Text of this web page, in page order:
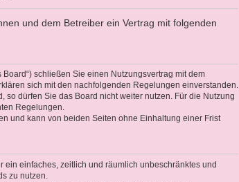
und dem Betreiber ein Vertrag mit folgenden
Board“) schließen Sie einen Nutzungsvertrag mit dem
sich mit den nachfolgenden Regelungen einverstanden.
dürfen Sie das Board nicht weiter nutzen. Für die Nutzung
Regelungen.
und kann von beiden Seiten ohne Einhaltung einer Frist
einfaches, zeitlich und räumlich unbeschränktes und
zu nutzen.